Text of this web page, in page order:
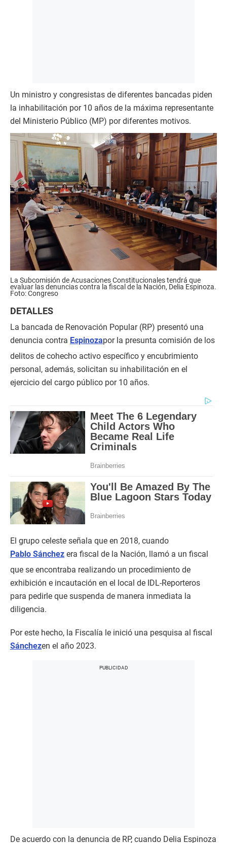
Un ministro y congresistas de diferentes bancadas piden
la inhabilitación por 10 años de la máxima representante
del Ministerio Público (MP) por diferentes motivos.
La Subcomisión de Acusaciones Constitucionales tendrá que
evaluar las denuncias contra la fiscal de la Nación, Delia Espinoza.
Foto: Congreso
DETALLES
La bancada de Renovación Popular (RP) presentó una
denuncia contra Espinozapor la presunta comisión de los
delitos de cohecho activo específico y encubrimiento
personal, además, solicitan su inhabilitación en el
ejercicio del cargo público por 10 años.
El grupo celeste señala que en 2018, cuando
Pablo Sánchez era fiscal de la Nación, llamó a un fiscal
que se encontraba realizando un procedimiento de
exhibición e incautación en el local de IDL-Reporteros
para pedirle que suspenda de manera inmediata la
diligencia.
Por este hecho, la Fiscalía le inició una pesquisa al fiscal
Sánchezen el año 2023.
De acuerdo con la denuncia de RP, cuando Delia Espinoza